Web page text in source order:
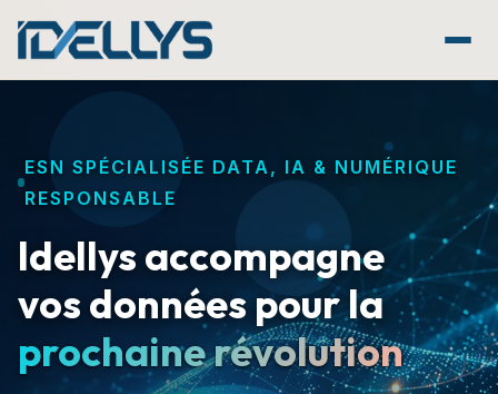
Aller au contenu principal
ESN SPÉCIALISÉE DATA, IA & NUMÉRIQUE
RESPONSABLE
Idellys accompagne
vos données pour la
prochaine révolution